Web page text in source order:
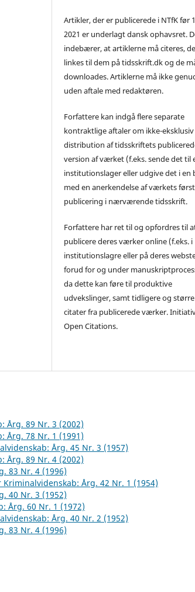
Artikler, der er publicerede i NTfK før
2021 er underlagt dansk ophavsret.
indebærer, at artiklerne må citeres,
linkes til dem på tidsskrift.dk og de
downloades. Artiklerne må ikke
uden aftale med redaktøren.
Forfattere kan indgå flere separate
kontraktlige aftaler om ikke-eksklusiv
distribution af tidsskriftets
version af værket (f.eks. sende det til
institutionslager eller udgive det i en
med en anerkendelse af værkets
publicering i nærværende tidsskrift.
Forfattere har ret til og opfordres til
publicere deres værker online (f.eks. i
institutionslagre eller på deres
forud for og under
da dette kan føre til produktive
udvekslinger, samt tidligere og større
citater fra publicerede værker.
Open Citations.
Årg. 89 Nr. 3 (2002)
Årg. 78 Nr. 1 (1991)
Årg. 45 Nr. 3 (1957)
Årg. 89 Nr. 4 (2002)
83 Nr. 4 (1996)
Årg. 42 Nr. 1 (1954)
40 Nr. 3 (1952)
Årg. 60 Nr. 1 (1972)
Årg. 40 Nr. 2 (1952)
83 Nr. 4 (1996)